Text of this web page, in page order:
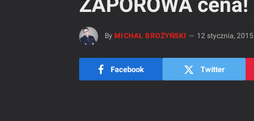
ZAPOROWA cena!
By MICHAŁ BROŻYŃSKI 12 stycznia, 2015
Facebook Twitter